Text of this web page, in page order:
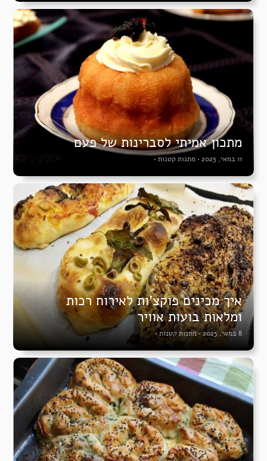
מתכון אמיתי לסברינות של פעם
11 במאי, 2025 • מתנות קטנות•
איך מכינים פוקצ’ות לאירוח רכות
ומלאות בועות אוויר
8 במאי, 2025 •מתנות קטנות •